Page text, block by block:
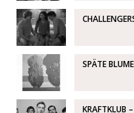
SPÄTE
KRAFTKLUB